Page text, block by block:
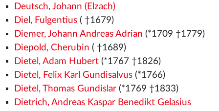
Deutsch, Johann (Elzach)
Diel, Fulgentius( †1679)
Diemer, Johann Andreas Adrian (*1709 †1779)
Diepold, Cherubin ( †1689)
Dietel, Adam Hubert(*1767 †1826)
Dietel, Felix Karl Gundisalvus(*1766)
Dietel, Thomas Gundislar(*1769 †1833)
Dietrich, Andreas Kaspar Benedikt Gelasius